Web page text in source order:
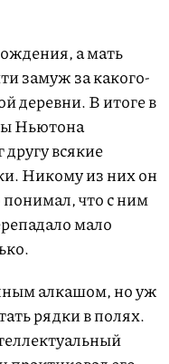
а мать
замуж за какого-
деревни. В итоге в
Ньютона
всякие
Никому из них он
что с ним
мало
алкашом, но уж
рядки в полях.